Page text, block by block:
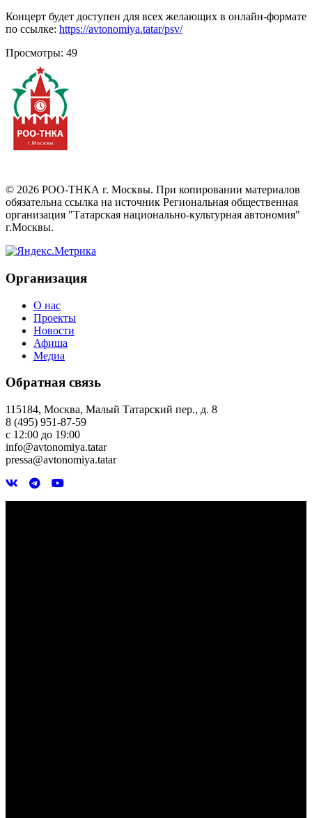
Концерт будет доступен для всех желающих в онлайн-формате
по ссылке: https://avtonomiya.tatar/psv/
Просмотры: 49
© 2026 РОО-ТНКА г. Москвы. При копировании материалов
обязательна ссылка на источник Региональная общественная
организация "Татарская национально-культурная автономия"
г.Москвы.
Организация
О нас
Проекты
Новости
Афиша
Медиа
Обратная связь
115184, Москва, Малый Татарский пер., д. 8
8 (495) 951-87-59
с 12:00 до 19:00
info@avtonomiya.tatar
pressa@avtonomiya.tatar